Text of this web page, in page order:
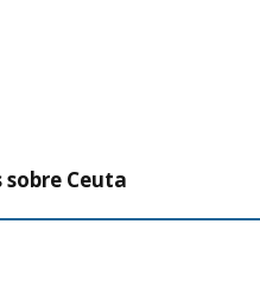
Ceuta